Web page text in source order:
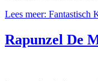
Lees meer: Fantastisch
Rapunzel De